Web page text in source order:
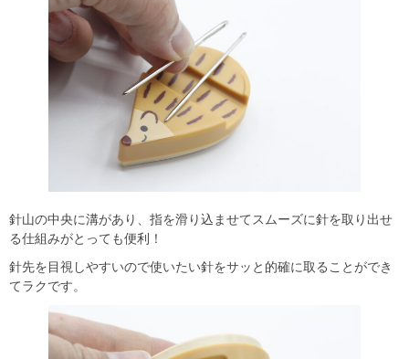
針山の中央に溝があり、指を滑り込ませてスムーズに針を取り出せ
る仕組みがとっても便利！
針先を目視しやすいので使いたい針をサッと的確に取ることができ
てラクです。